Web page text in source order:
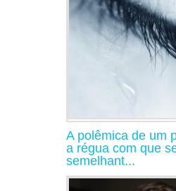
A polêmica de um
a régua com que
semelhant...